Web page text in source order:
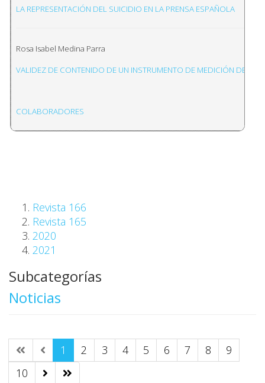
LA REPRESENTACIÓN DEL SUICIDIO EN LA PRENSA ESPAÑOLA
Rosa Isabel Medina Parra
VALIDEZ DE CONTENIDO DE UN INSTRUMENTO DE MEDICIÓN DE
COLABORADORES
Revista 166
Revista 165
2020
2021
Subcategorías
Noticias
1 2 3 4 5 6 7 8
9
10